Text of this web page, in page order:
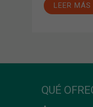
LEER MÁS
QUÉ